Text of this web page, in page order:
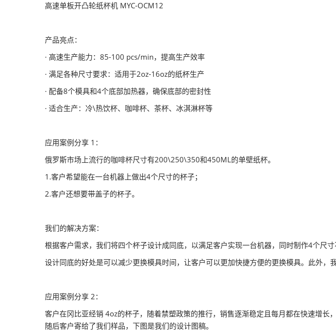
高速单板开凸轮纸杯机 MYC-OCM12
产品亮点：
· 高速生产能力：85-100 pcs/min，提高生产效率
· 满足各种尺寸要求：适用于2oz-16oz的纸杯生产
· 配备8个模具和4个底部加热器，确保底部的密封性
· 适合生产：冷\热饮杯、咖啡杯、茶杯、冰淇淋杯等
应用案例分享 1：
俄罗斯市场上流行的咖啡杯尺寸有200\250\350和450ML的单壁纸杯。
1.客户希望能在一台机器上做出4个尺寸的杯子；
2.客户还想要带盖子的杯子。
我们的解决方案：
根据客户需求，我们将四个杯子设计成同底，以满足客户实现一台机器，同时制作4个尺寸
设计同底的好处是可以减少更换模具时间，让客户可以更加快捷方便的更换模具。此外，
应用案例分享 2：
客户在冈比亚经销 4oz的杯子，随着禁塑政策的推行，销售逐渐稳定且每月都在快速增长
随后客户寄给了我们样品，下图是我们的设计图稿。